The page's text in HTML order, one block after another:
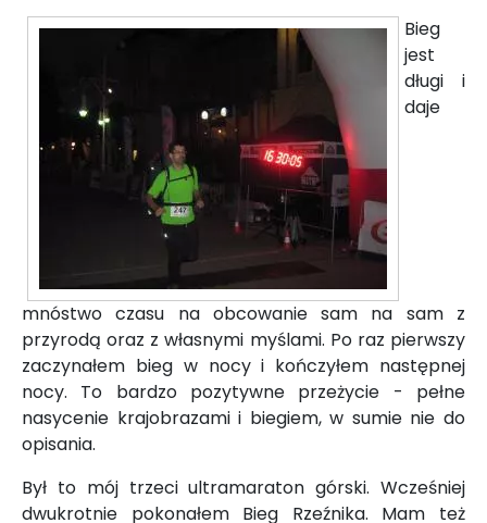
Bieg
jest
długi i
daje
mnóstwo czasu na obcowanie sam na sam z
przyrodą oraz z własnymi myślami. Po raz pierwszy
zaczynałem bieg w nocy i kończyłem następnej
nocy. To bardzo pozytywne przeżycie - pełne
nasycenie krajobrazami i biegiem, w sumie nie do
opisania.
Był to mój trzeci ultramaraton górski. Wcześniej
dwukrotnie pokonałem Bieg Rzeźnika. Mam też